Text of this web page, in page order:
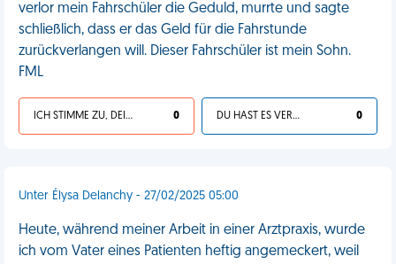
verlor mein Fahrschüler die Geduld, murrte und sagte
schließlich, dass er das Geld für die Fahrstunde
zurückverlangen will. Dieser Fahrschüler ist mein Sohn.
FML
ICH STIMME ZU, DEIN LEBEN IST SCHEISSE 0 DU HAST ES VERDIENT 0
Unter Élysa Delanchy - 27/02/2025 05:00
Heute, während meiner Arbeit in einer Arztpraxis, wurde
ich vom Vater eines Patienten heftig angemeckert, weil